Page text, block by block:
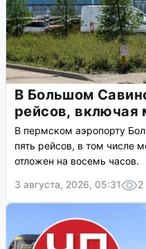
В Большом
рейсов,
В пермском аэропорту
пять рейсов, в том числе
отложен на восемь часов.
3 августа, 2026, 05:31
2